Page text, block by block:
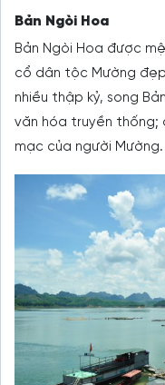
Bản Ngòi Hoa
Bản Ngòi Hoa được
cổ dân tộc Mường
nhiều thập kỷ, song
văn hóa truyền thống;
mạc của người Mường.